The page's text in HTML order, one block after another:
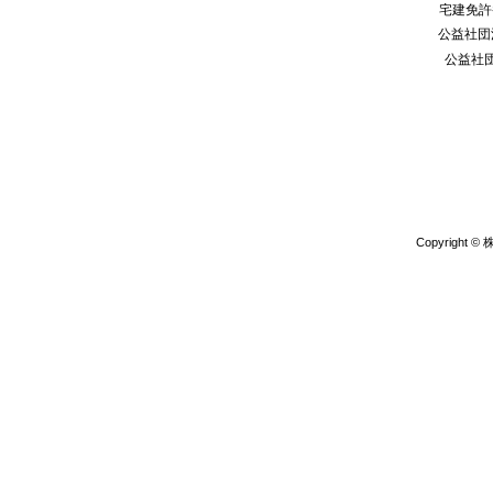
宅建免
公益社
公益社
Copyright ©